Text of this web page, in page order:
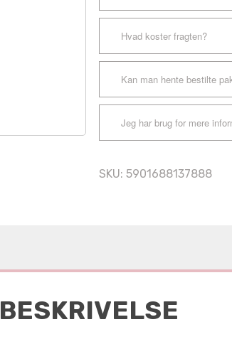
Hvad koster fragten?
Kan man hente bestilte
Jeg har brug for mere
SKU: 5901688137888
BESKRIVELSE